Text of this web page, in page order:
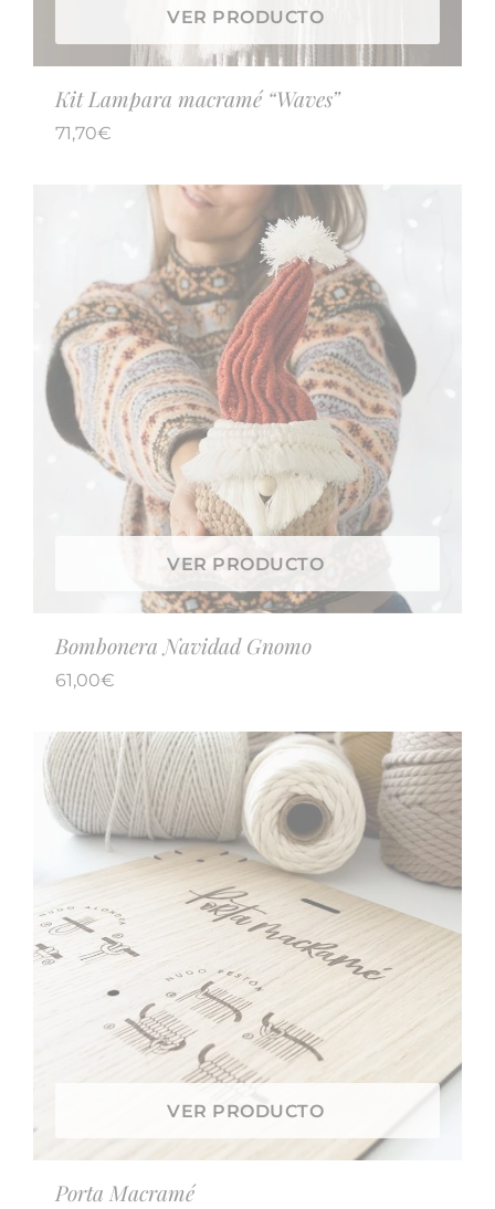
VER PRODUCTO
Kit Lampara macramé “Waves”
71,70€
VER PRODUCTO
Bombonera Navidad Gnomo
61,00€
VER PRODUCTO
Porta Macramé